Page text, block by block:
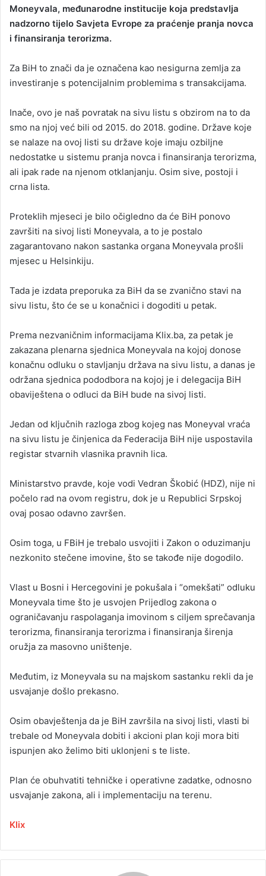
Moneyvala, međunarodne institucije koja predstavlja
nadzorno tijelo Savjeta Evrope za praćenje pranja novca
i finansiranja terorizma.
Za BiH to znači da je označena kao nesigurna zemlja za
investiranje s potencijalnim problemima s transakcijama.
Inače, ovo je naš povratak na sivu listu s obzirom na to da
smo na njoj već bili od 2015. do 2018. godine. Države koje
se nalaze na ovoj listi su države koje imaju ozbiljne
nedostatke u sistemu pranja novca i finansiranja terorizma,
ali ipak rade na njenom otklanjanju. Osim sive, postoji i
crna lista.
Proteklih mjeseci je bilo očigledno da će BiH ponovo
završiti na sivoj listi Moneyvala, a to je postalo
zagarantovano nakon sastanka organa Moneyvala prošli
mjesec u Helsinkiju.
Tada je izdata preporuka za BiH da se zvanično stavi na
sivu listu, što će se u konačnici i dogoditi u petak.
Prema nezvaničnim informacijama Klix.ba, za petak je
zakazana plenarna sjednica Moneyvala na kojoj donose
konačnu odluku o stavljanju država na sivu listu, a danas je
održana sjednica pododbora na kojoj je i delegacija BiH
obaviještena o odluci da BiH bude na sivoj listi.
Jedan od ključnih razloga zbog kojeg nas Moneyval vraća
na sivu listu je činjenica da Federacija BiH nije uspostavila
registar stvarnih vlasnika pravnih lica.
Ministarstvo pravde, koje vodi Vedran Škobić (HDZ), nije ni
počelo rad na ovom registru, dok je u Republici Srpskoj
ovaj posao odavno završen.
Osim toga, u FBiH je trebalo usvojiti i Zakon o oduzimanju
nezkonito stečene imovine, što se takođe nije dogodilo.
Vlast u Bosni i Hercegovini je pokušala i “omekšati” odluku
Moneyvala time što je usvojen Prijedlog zakona o
ograničavanju raspolaganja imovinom s ciljem sprečavanja
terorizma, finansiranja terorizma i finansiranja širenja
oružja za masovno uništenje.
Međutim, iz Moneyvala su na majskom sastanku rekli da je
usvajanje došlo prekasno.
Osim obavještenja da je BiH završila na sivoj listi, vlasti bi
trebale od Moneyvala dobiti i akcioni plan koji mora biti
ispunjen ako želimo biti uklonjeni s te liste.
Plan će obuhvatiti tehničke i operativne zadatke, odnosno
usvajanje zakona, ali i implementaciju na terenu.
Klix